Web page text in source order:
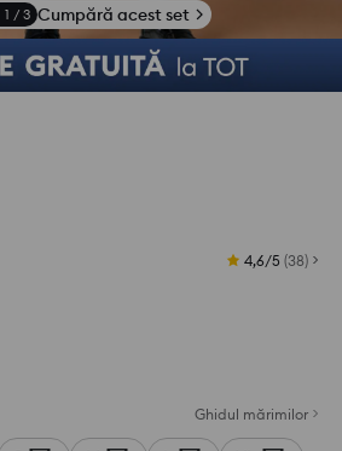
1 / 3 Cumpără acest set
4,6/5 (38)
Ghidul mărimilor